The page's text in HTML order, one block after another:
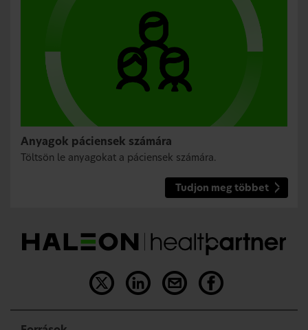
Anyagok páciensek számára
Töltsön le anyagokat a páciensek számára.
Tudjon meg többet